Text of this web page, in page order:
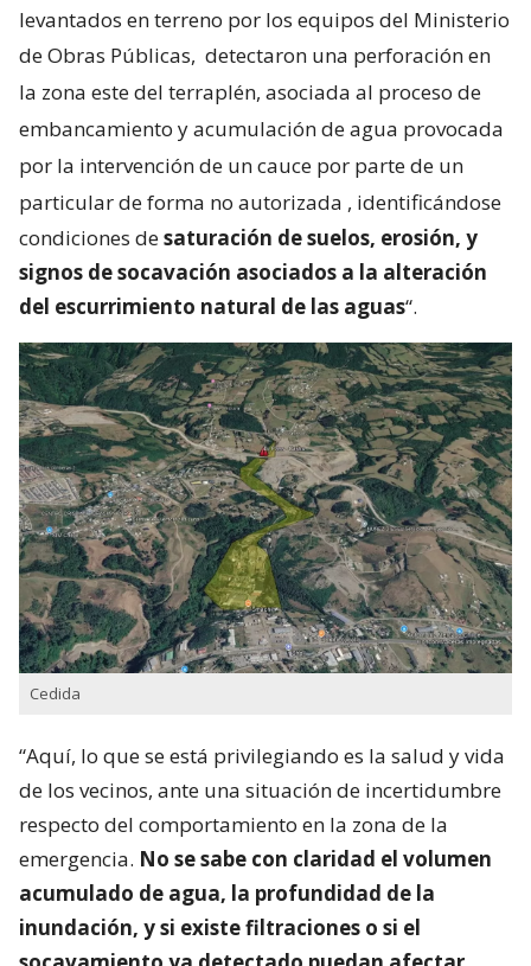
levantados en terreno por los equipos del Ministerio
de Obras Públicas, detectaron una perforación en
la zona este del terraplén, asociada al proceso de
embancamiento y acumulación de agua provocada
por la intervención de un cauce por parte de un
particular de forma no autorizada , identificándose
condiciones desaturación de suelos, erosión, y
signos de socavación asociados a la alteración
del escurrimiento natural de las aguas“.
Cedida
“Aquí, lo que se está privilegiando es la salud y vida
de los vecinos, ante una situación de incertidumbre
respecto del comportamiento en la zona de la
emergencia. No se sabe con claridad el volumen
acumulado de agua, la profundidad de la
inundación, y si existe filtraciones o si el